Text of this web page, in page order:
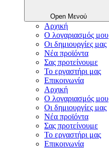
Open Μενού
Αρχική
Ο λογαριασμός μου
Οι δημιουργίες μας
Νέα προϊόντα
Σας προτείνουμε
Το εργαστήρι μας
Επικοινωνία
Αρχική
Ο λογαριασμός μου
Οι δημιουργίες μας
Νέα προϊόντα
Σας προτείνουμε
Το εργαστήρι μας
Επικοινωνία